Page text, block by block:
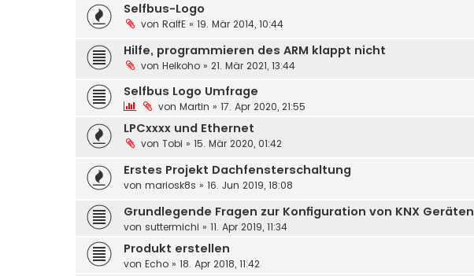
Selfbus-Logo
von RalfE » 19. Mär 2014, 10:44
Hilfe, programmieren des ARM klappt nicht
von Heikoho » 21. Mär 2021, 13:44
Selfbus Logo Umfrage
von Martin » 17. Apr 2020, 21:55
LPCxxxx und Ethernet
von Tobi » 15. Mär 2020, 01:42
Erstes Projekt Dachfensterschaltung
von mariosk8s » 16. Jun 2019, 18:08
Grundlegende Fragen zur Konfiguration von KNX Geräten
von suttermichi » 11. Apr 2019, 11:34
Produkt erstellen
von Echo » 18. Apr 2018, 11:42